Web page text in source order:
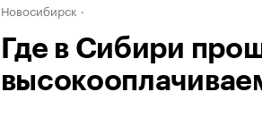
Новосибирск
Где в Сибири